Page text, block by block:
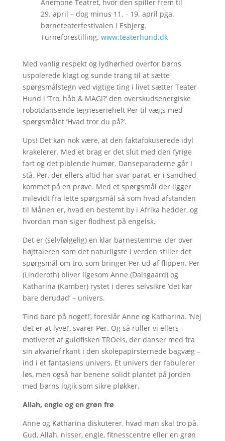
Anemone Teatret, hvor den spiller frem til
29. april – dog minus 11. - 19. april pga.
børneteaterfestivalen i Esbjerg.
Turneforestilling. www.teaterhund.dk
Med vanlig respekt og lydhørhed overfor børns
uspolerede kløgt og sunde trang til at sætte
spørgsmålstegn ved vigtige ting i livet sætter Teater
Hund i ’Tro, håb & MAGI?’ den overskudsenergiske
robotdansende tegneseriehelt Per til vægs med
spørgsmålet ’Hvad tror du på?’.
Ups! Det kan nok være, at den faktafokuserede idyl
krakelerer. Med et brag er det slut med den fyrige
fart og det piblende humør. Danseparaderne går i
stå. Per, der ellers altid har svar parat, er i sandhed
kommet på en prøve. Med et spørgsmål der ligger
milevidt fra lette spørgsmål så som hvad afstanden
til Månen er, hvad en bestemt by i Afrika hedder, og
hvordan man siger flodhest på engelsk.
Det er (selvfølgelig) en klar barnestemme, der over
højttaleren som det naturligste i verden stiller det
spørgsmål om tro, som bringer Per ud af flippen. Per
(Linderoth) bliver ligesom Anne (Dalsgaard) og
Katharina (Kamber) rystet i deres selvsikre ‘det kør
bare derudad’ – univers.
’Find bare på noget!’, foreslår Anne og Katharina. ’Nej
det er at lyve!’, svarer Per. Og så ruller vi ellers –
motiveret af guldfisken TROels, der danser med fra
sin akvariefirkant i den skolepapirsternede bagvæg –
ind i et fantasiens univers. Et univers der fabulerer
løs, men også har benene solidt plantet på jorden
med børns logik som sikre pløkker.
Allah, engle og en grøn frø
Anne og Katharina diskuterer, hvad man skal tro på.
Gud, Allah, nisser, engle, fitnesscentre eller en grøn